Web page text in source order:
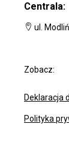
Centrala:
ul.
Zobacz:
Deklaracja
Polityka